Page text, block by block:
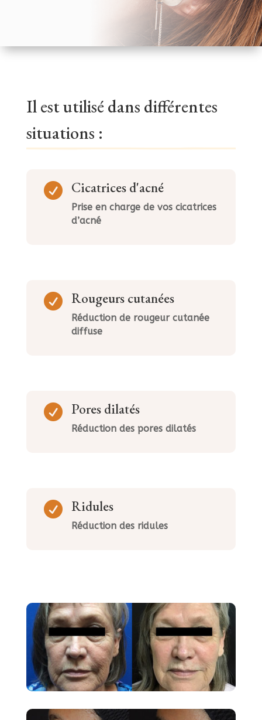
Il est utilisé dans différentes
situations :
 Cicatrices d'acné
Prise en charge de vos cicatrices
d’acné
 Rougeurs cutanées
Réduction de rougeur cutanée
diffuse
 Pores dilatés
Réduction des pores dilatés
 Ridules
Réduction des ridules